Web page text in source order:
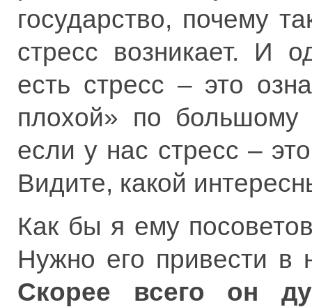
государство, почему
стресс возникает. И
есть стресс – это
плохой» по большому
если у нас стресс –
Видите, какой
Как бы я ему
Нужно его привести в
Скорее всего он